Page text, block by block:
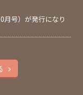
月号）が発行になり